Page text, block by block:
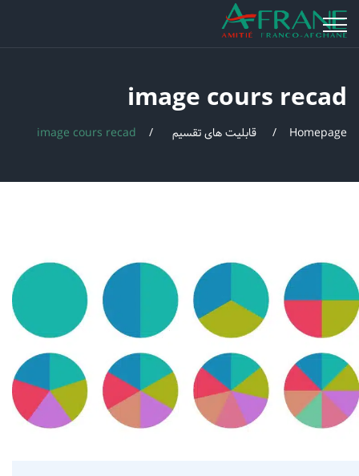
image cours recad
Homepage قابلیت های تقسیم image cours recad